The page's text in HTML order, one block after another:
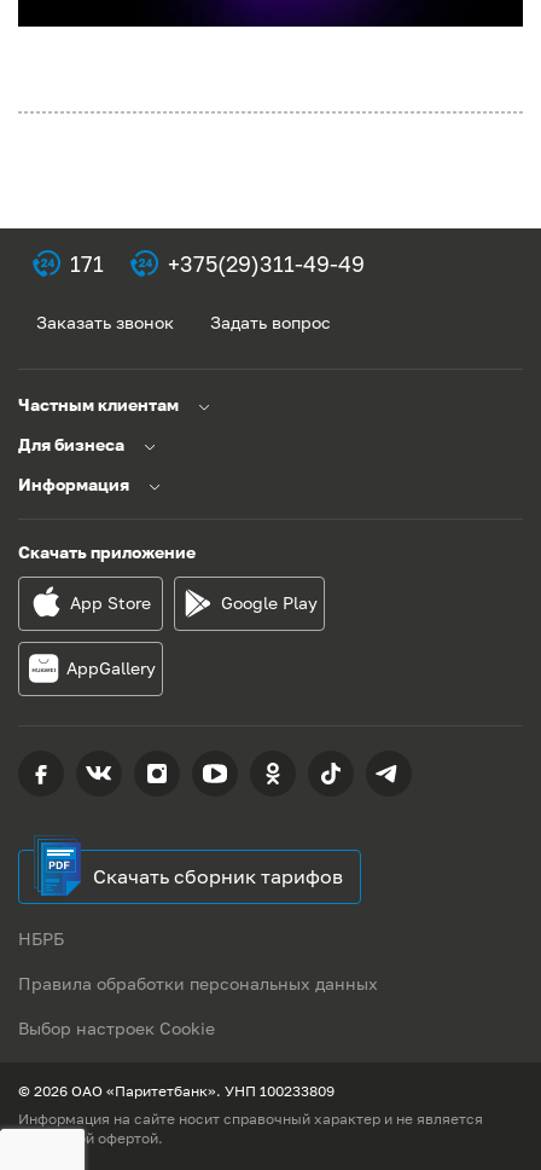
171 +375(29)311-49-49
Заказать звонок Задать вопрос
Частным клиентам
Для бизнеса
Информация
Скачать приложение
App Store Google Play
AppGallery
Скачать сборник тарифов
НБРБ
Правила обработки персональных данных
Выбор настроек Cookie
© 2026 ОАО «Паритетбанк». УНП 100233809
Информация на сайте носит справочный характер и не является
публичной офертой.